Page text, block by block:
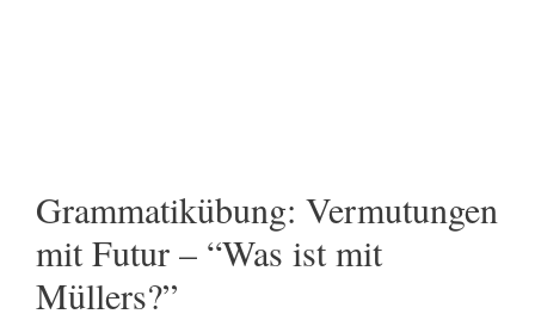
Grammatikübung: Vermutungen
mit Futur – “Was ist mit
Müllers?”